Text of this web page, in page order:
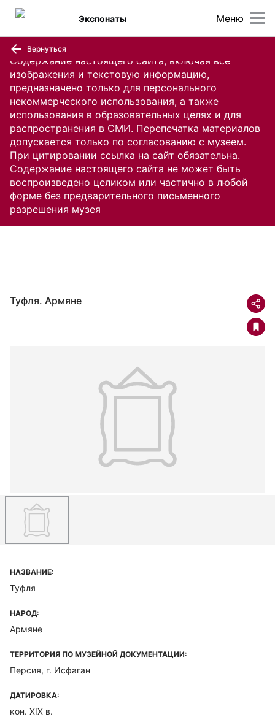
Содержание настоящего сайта, включая все
изображения и текстовую информацию,
предназначено только для персонального
некоммерческого использования, а также
использования в образовательных целях и для
распространения в СМИ. Перепечатка материалов
допускается только по согласованию с музеем.
При цитировании ссылка на сайт обязательна.
Содержание настоящего сайта не может быть
воспроизведено целиком или частично в любой
форме без предварительного письменного
разрешения музея
Меню
Экспонаты
Вернуться
Туфля. Армяне
НАЗВАНИЕ:
Туфля
НАРОД:
Армяне
ТЕРРИТОРИЯ ПО МУЗЕЙНОЙ ДОКУМЕНТАЦИИ:
Персия, г. Исфаган
ДАТИРОВКА:
кон. XIX в.